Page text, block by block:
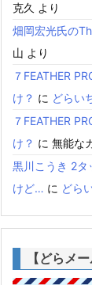
克久 より
畑岡宏光氏の
山 より
７FEATHER
け？ に どらい
７FEATHER
け？ に 無能な
黒川こうき 2タ
けど… に どら
【どらメ